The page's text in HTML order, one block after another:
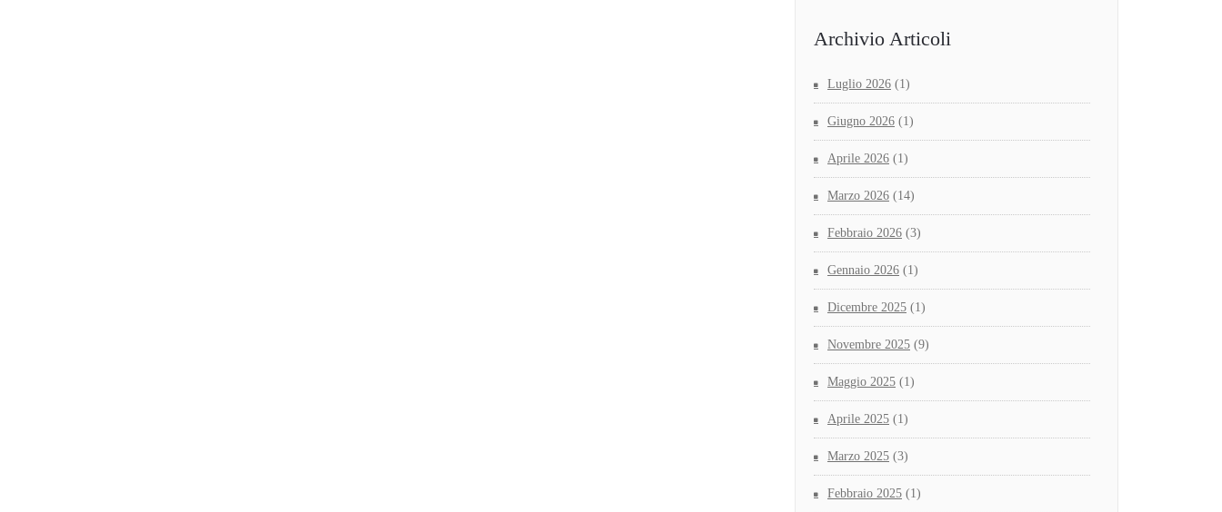
Archivio Articoli
Luglio 2026 (1)
Giugno 2026 (1)
Aprile 2026 (1)
Marzo 2026 (14)
Febbraio 2026 (3)
Gennaio 2026 (1)
Dicembre 2025 (1)
Novembre 2025 (9)
Maggio 2025 (1)
Aprile 2025 (1)
Marzo 2025 (3)
Febbraio 2025 (1)